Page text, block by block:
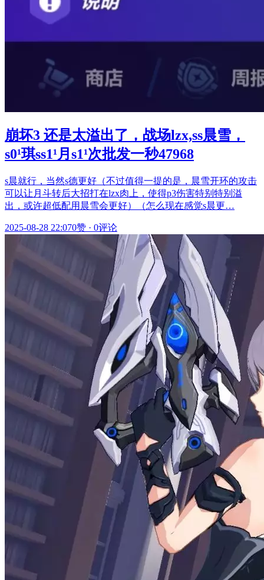
崩坏3 还是太溢出了，战场lzx,ss晨雪，
s0¹琪ss1¹月s1¹次批发一秒47968
s晨就行，当然s德更好（不过值得一提的是，晨雪开环的攻击
可以让月斗转后大招打在lzx肉上，使得p3伤害特别特别溢
出，或许超低配用晨雪会更好）（怎么现在感觉s晨更…
2025-08-28 22:070赞 · 0评论